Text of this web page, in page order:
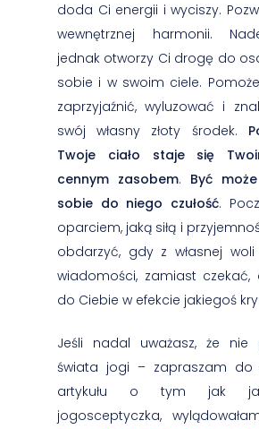
doda Ci energii i wyciszy.
wewnętrznej harmonii.
jednak otworzy Ci drogę do
sobie i w swoim ciele.
zaprzyjaźnić, wyluzować i
swój własny złoty środek.
Twoje ciało staje się
cennym zasobem. Być
sobie do niego czułość.
oparciem, jaką siłą i
obdarzyć, gdy z własnej
wiadomości, zamiast czekać,
do Ciebie w efekcie jakiegoś
Jeśli nadal uważasz, że nie
świata jogi – zapraszam do
artykułu o tym jak ja,
jogosceptyczka,